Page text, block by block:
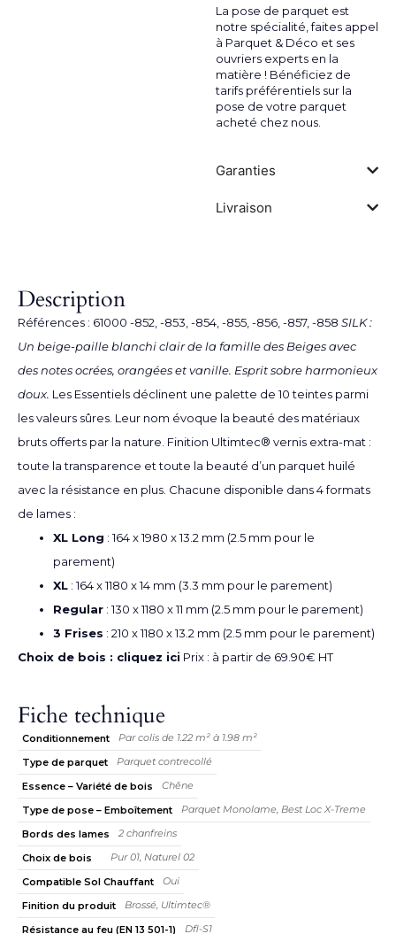
La pose de parquet est
notre spécialité, faites appel
à Parquet & Déco et ses
ouvriers experts en la
matière ! Bénéficiez de
tarifs préférentiels sur la
pose de votre parquet
acheté chez nous.
Garanties
Livraison
Description
Références : 61000 -852, -853, -854, -855, -856, -857, -858 SILK :
Un beige-paille blanchi clair de la famille des Beiges avec
des notes ocrées, orangées et vanille. Esprit sobre harmonieux
doux. Les Essentiels déclinent une palette de 10 teintes parmi
les valeurs sûres. Leur nom évoque la beauté des matériaux
bruts offerts par la nature. Finition Ultimtec® vernis extra-mat :
toute la transparence et toute la beauté d’un parquet huilé
avec la résistance en plus. Chacune disponible dans 4 formats
de lames :
XL Long : 164 x 1980 x 13.2 mm (2.5 mm pour le
parement)
XL : 164 x 1180 x 14 mm (3.3 mm pour le parement)
Regular : 130 x 1180 x 11 mm (2.5 mm pour le parement)
3 Frises : 210 x 1180 x 13.2 mm (2.5 mm pour le parement)
Choix de bois : cliquez ici Prix : à partir de 69.90€ HT
Fiche technique
Conditionnement
Par colis de 1.22 m² à 1.98 m²
Type de parquet
Parquet contrecollé
Essence – Variété de bois
Chêne
Type de pose – Emboîtement
Parquet Monolame, Best Loc X-Treme
Bords des lames
2 chanfreins
Choix de bois
Pur 01, Naturel 02
Compatible Sol Chauffant
Oui
Finition du produit
Brossé, Ultimtec®
Résistance au feu (EN 13 501-1)
Dfl-S1